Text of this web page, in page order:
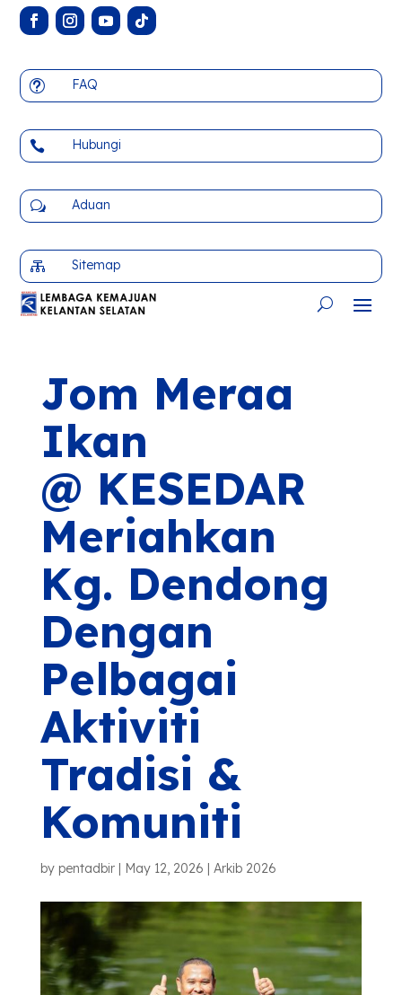
t FAQ
 Hubungi
w Aduan
 Sitemap
Jom Meraa
Ikan
@ KESEDAR
Meriahkan
Kg. Dendong
Dengan
Pelbagai
Aktiviti
Tradisi &
Komuniti
by pentadbir| May 12, 2026 | Arkib 2026